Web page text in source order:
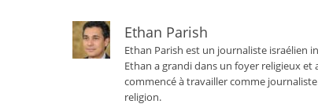
Ethan Parish
Ethan Parish est un journaliste israélien
Ethan a grandi dans un foyer religieux et
commencé à travailler comme
religion.